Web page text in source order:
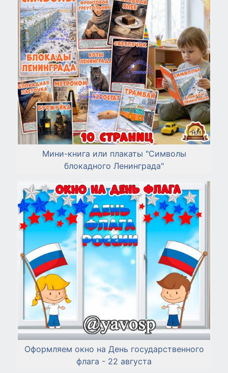
Мини-книга или плакаты "Символы
блокадного Ленинграда"
Оформляем окно на День государственного
флага - 22 августа